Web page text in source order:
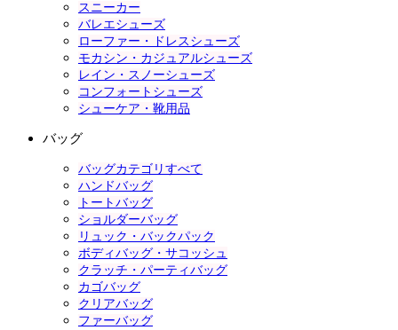
スニーカー
バレエシューズ
ローファー・ドレスシューズ
モカシン・カジュアルシューズ
レイン・スノーシューズ
コンフォートシューズ
シューケア・靴用品
バッグ
バッグカテゴリすべて
ハンドバッグ
トートバッグ
ショルダーバッグ
リュック・バックパック
ボディバッグ・サコッシュ
クラッチ・パーティバッグ
カゴバッグ
クリアバッグ
ファーバッグ